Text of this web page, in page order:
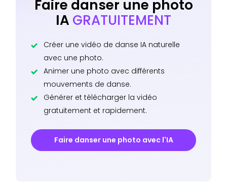
Faire danser une photo
IA GRATUITEMENT
Créer une vidéo de danse IA naturelle
avec une photo.
Animer une photo avec différents
mouvements de danse.
Générer et télécharger la vidéo
gratuitement et rapidement.
Faire danser une photo avec l'IA